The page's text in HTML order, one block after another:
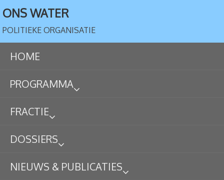
ONS WATER
POLITIEKE ORGANISATIE
HOME
PROGRAMMA
FRACTIE
DOSSIERS
NIEUWS & PUBLICATIES